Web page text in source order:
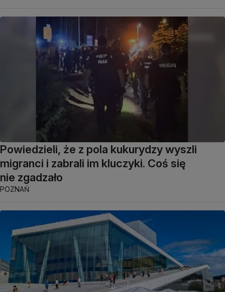
Powiedzieli, że z pola kukurydzy wyszli
migranci i zabrali im kluczyki. Coś się
nie zgadzało
POZNAŃ